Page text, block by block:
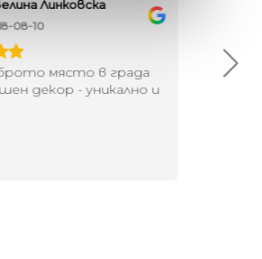
Линковска
08-10
място в града
декор - уникално и
Хареса